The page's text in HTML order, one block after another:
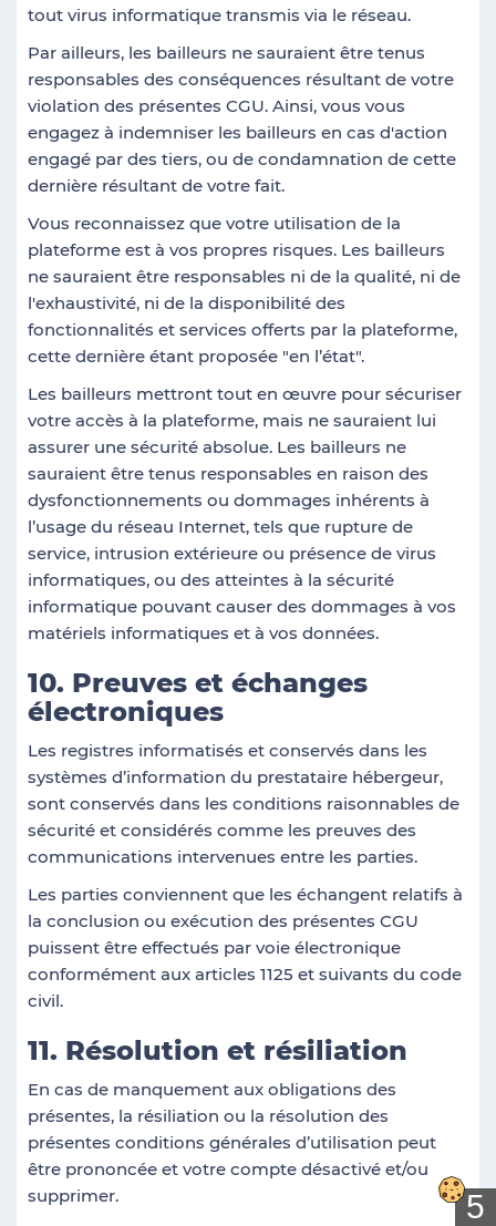
tout virus informatique transmis via le réseau.
Par ailleurs, les bailleurs ne sauraient être tenus
responsables des conséquences résultant de votre
violation des présentes CGU. Ainsi, vous vous
engagez à indemniser les bailleurs en cas d'action
engagé par des tiers, ou de condamnation de cette
dernière résultant de votre fait.
Vous reconnaissez que votre utilisation de la
plateforme est à vos propres risques. Les bailleurs
ne sauraient être responsables ni de la qualité, ni de
l'exhaustivité, ni de la disponibilité des
fonctionnalités et services offerts par la plateforme,
cette dernière étant proposée "en l’état".
Les bailleurs mettront tout en œuvre pour sécuriser
votre accès à la plateforme, mais ne sauraient lui
assurer une sécurité absolue. Les bailleurs ne
sauraient être tenus responsables en raison des
dysfonctionnements ou dommages inhérents à
l’usage du réseau Internet, tels que rupture de
service, intrusion extérieure ou présence de virus
informatiques, ou des atteintes à la sécurité
informatique pouvant causer des dommages à vos
matériels informatiques et à vos données.
10. Preuves et échanges
électroniques
Les registres informatisés et conservés dans les
systèmes d’information du prestataire hébergeur,
sont conservés dans les conditions raisonnables de
sécurité et considérés comme les preuves des
communications intervenues entre les parties.
Les parties conviennent que les échangent relatifs à
la conclusion ou exécution des présentes CGU
puissent être effectués par voie électronique
conformément aux articles 1125 et suivants du code
civil.
11. Résolution et résiliation
En cas de manquement aux obligations des
présentes, la résiliation ou la résolution des
présentes conditions générales d’utilisation peut
être prononcée et votre compte désactivé et/ou
supprimer.
5